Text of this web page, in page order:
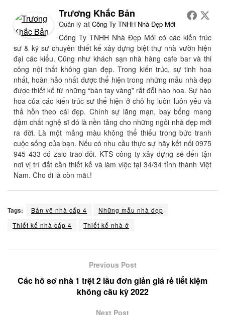
Trương Khắc Bản
Quản lý at Công Ty TNHH Nhà Đẹp Mới
Công Ty TNHH Nhà Đẹp Mới có các kiến trúc
sư & kỹ sư chuyên thiết kế xây dựng biệt thự nhà vườn hiện
đại các kiểu. Cũng như khách sạn nhà hàng cafe bar và thi
công nội thất không gian đẹp. Trong kiến trúc, sự tinh hoa
nhất, hoàn hảo nhất được thể hiện trong những mẫu nhà đẹp
được thiết kế từ những “bàn tay vàng” rất đỗi hào hoa. Sự hào
hoa của các kiến trúc sư thể hiện ở chỗ họ luôn luôn yêu và
thả hồn theo cái đẹp. Chính sự lãng mạn, bay bổng mang
đậm chất nghệ sĩ đó là nền tảng cho những ngôi nhà đẹp mới
ra đời. Là một mảng màu không thể thiếu trong bức tranh
cuộc sống của bạn. Nếu có nhu cầu thực sự hãy kết nối 0975
945 433 có zalo trao đỗi. KTS công ty xây dựng sẽ đến tận
nơi vị trí đất cần thiết kế và làm việc tại 34/34 tỉnh thành Việt
Nam. Cho đi là còn mãi.!
Tags: Bản vẽ nhà cấp 4
Những mẫu nhà đẹp
Thiết kế nhà cấp 4
Thiết kế nhà ở
Previous Post
Các hồ sơ nhà 1 trệt 2 lầu đơn giản giá rẻ tiết kiệm
không cầu kỳ 2022
Next Post